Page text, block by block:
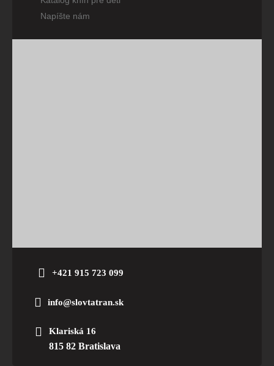
Napíšte nám
+421 915 723 099
info@slovtatran.sk
Klariská 16
815 82 Bratislava